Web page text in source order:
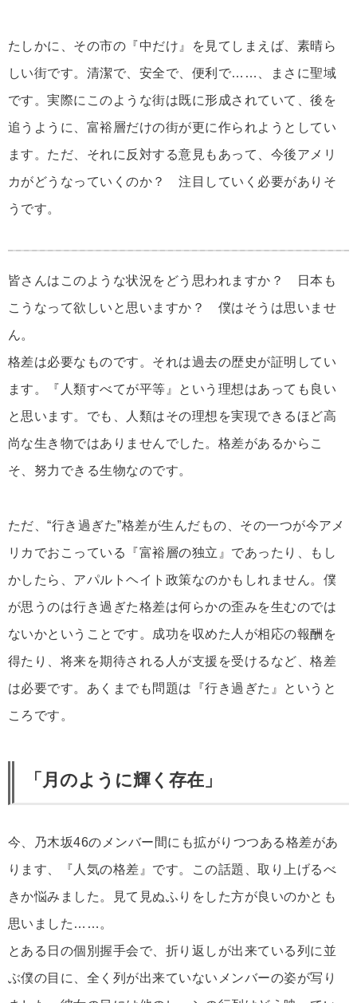
たしかに、その市の『中だけ』を見てしまえば、素晴ら
しい街です。清潔で、安全で、便利で……、まさに聖域
です。実際にこのような街は既に形成されていて、後を
追うように、富裕層だけの街が更に作られようとしてい
ます。ただ、それに反対する意見もあって、今後アメリ
カがどうなっていくのか？ 注目していく必要がありそ
うです。
皆さんはこのような状況をどう思われますか？ 日本も
こうなって欲しいと思いますか？ 僕はそうは思いませ
ん。
格差は必要なものです。それは過去の歴史が証明してい
ます。『人類すべてが平等』という理想はあっても良い
と思います。でも、人類はその理想を実現できるほど高
尚な生き物ではありませんでした。格差があるからこ
そ、努力できる生物なのです。
ただ、“行き過ぎた”格差が生んだもの、その一つが今アメ
リカでおこっている『富裕層の独立』であったり、もし
かしたら、アパルトヘイト政策なのかもしれません。僕
が思うのは行き過ぎた格差は何らかの歪みを生むのでは
ないかということです。成功を収めた人が相応の報酬を
得たり、将来を期待される人が支援を受けるなど、格差
は必要です。あくまでも問題は『行き過ぎた』というと
ころです。
「月のように輝く存在」
今、乃木坂46のメンバー間にも拡がりつつある格差があ
ります、『人気の格差』です。この話題、取り上げるべ
きか悩みました。見て見ぬふりをした方が良いのかとも
思いました……。
とある日の個別握手会で、折り返しが出来ている列に並
ぶ僕の目に、全く列が出来ていないメンバーの姿が写り